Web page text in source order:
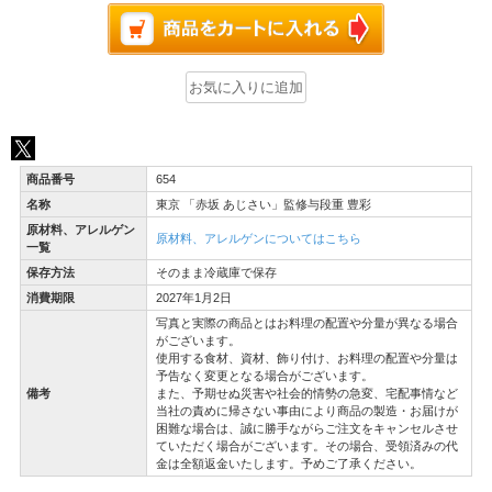
商品番号
654
名称
東京 「赤坂 あじさい」監修与段重 豊彩
原材料、アレルゲン
一覧
原材料、アレルゲンについてはこちら
保存方法
そのまま冷蔵庫で保存
消費期限
2027年1月2日
備考
写真と実際の商品とはお料理の配置や分量が異なる場合
がございます。
使用する食材、資材、飾り付け、お料理の配置や分量は
予告なく変更となる場合がございます。
また、予期せぬ災害や社会的情勢の急変、宅配事情など
当社の責めに帰さない事由により商品の製造・お届けが
困難な場合は、誠に勝手ながらご注文をキャンセルさせ
ていただく場合がございます。その場合、受領済みの代
金は全額返金いたします。予めご了承ください。